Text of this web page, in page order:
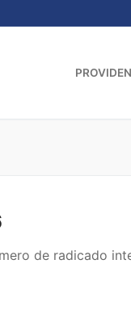
de radicado